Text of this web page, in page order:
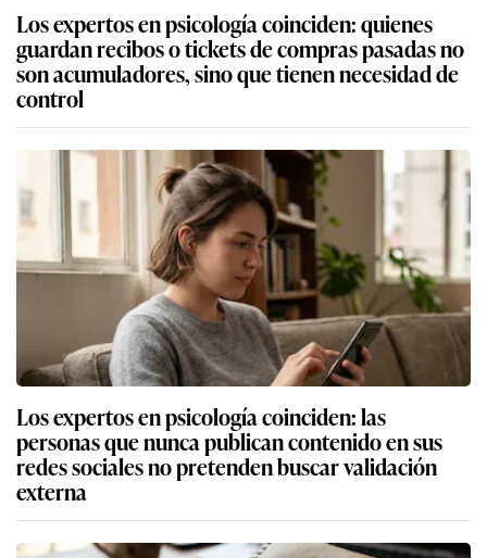
Los expertos en psicología coinciden: quienes
guardan recibos o tickets de compras pasadas no
son acumuladores, sino que tienen necesidad de
control
Los expertos en psicología coinciden: las
personas que nunca publican contenido en sus
redes sociales no pretenden buscar validación
externa